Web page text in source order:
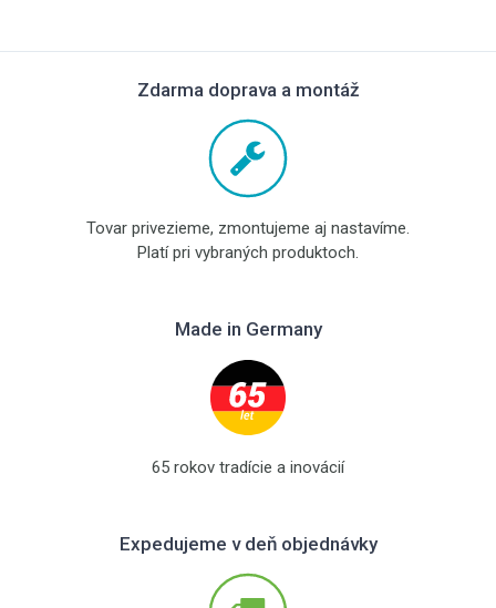
Zdarma doprava a montáž
Tovar privezieme, zmontujeme aj nastavíme.
Platí pri vybraných produktoch.
Made in Germany
65 rokov tradície a inovácií
Expedujeme v deň objednávky